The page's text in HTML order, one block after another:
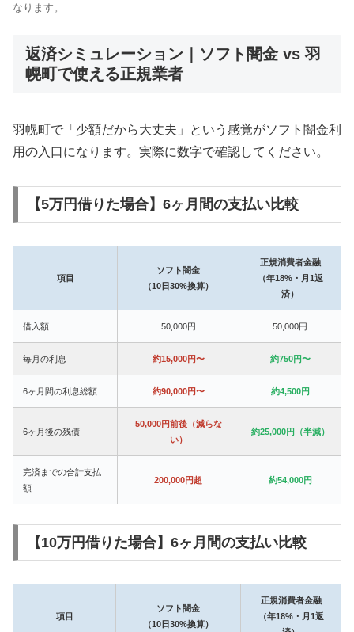
なります。
返済シミュレーション｜ソフト闇金 vs 羽
幌町で使える正規業者
羽幌町で「少額だから大丈夫」という感覚がソフト闇金利
用の入口になります。実際に数字で確認してください。
【5万円借りた場合】6ヶ月間の支払い比較
項目
ソフト闇金
（10日30%換算）
正規消費者金融
（年18%・月1返
済）
借入額 50,000円 50,000円
毎月の利息 約15,000円〜 約750円〜
6ヶ月間の利息総額 約90,000円〜 約4,500円
6ヶ月後の残債
50,000円前後（減らな
い）
約25,000円（半減）
完済までの合計支払
額
200,000円超 約54,000円
【10万円借りた場合】6ヶ月間の支払い比較
項目
ソフト闇金
（10日30%換算）
正規消費者金融
（年18%・月1返